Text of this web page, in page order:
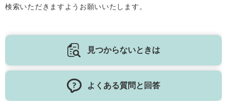
検索いただきますようお願いいたします。
見つからないときは
よくある質問と回答